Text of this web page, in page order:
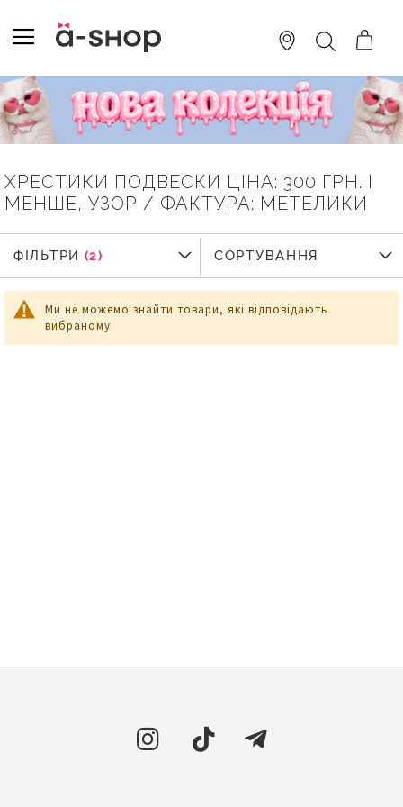
TO
CONTENT
ПОШУК
ХРЕСТИКИ ПОДВЕСКИ ЦІНА: 300 ГРН. І
МЕНШЕ, УЗОР / ФАКТУРА: МЕТЕЛИКИ
Ми не можемо знайти товари, які відповідають
вибраному.
ФІЛЬТРИ
ФІЛЬТРИ СОРТУВАННЯ